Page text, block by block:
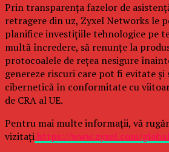
Prin transparența fazelor de
retragere din uz, Zyxel Networks le
planifice investițiile tehnologice pe
multă încredere, să renunțe la
protocoalele de rețea nesigure
genereze riscuri care pot fi evitate
cibernetică în conformitate cu
de CRA al UE.
Pentru mai multe informații, vă
vizitațihttps://www.zyxel.com/